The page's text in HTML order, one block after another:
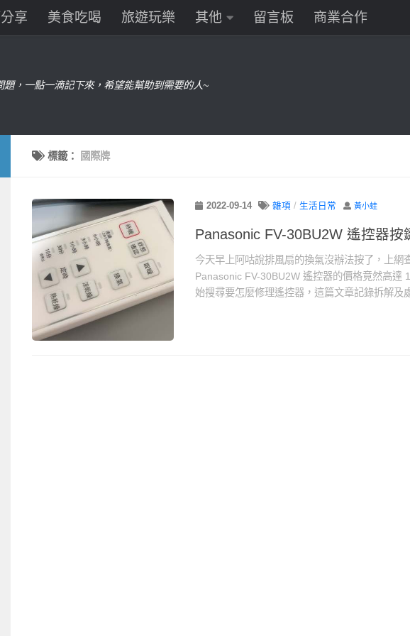
享 美食吃喝 旅遊玩樂 其他 留言板 商業合作
題，一點一滴記下來，希望能幫助到需要的人~
標籤： 國際牌
2022-09-14 雜項 / 生活日常 黃小蛙
Panasonic FV-30BU2W 遙控器按
今天早上阿咕說排風扇的換氣沒辦法按了，上網
Panasonic FV-30BU2W 遙控器的價格竟然高達
始搜尋要怎麼修理遙控器，這篇文章記錄拆解及